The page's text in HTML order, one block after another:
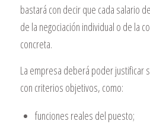
bastará con decir que cada salario
de la negociación individual o de la
concreta.
La empresa deberá poder justificar
con criterios objetivos, como:
funciones reales del puesto;